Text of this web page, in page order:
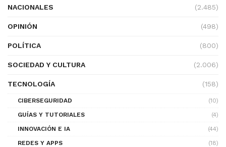
NACIONALES (2.485)
OPINIÓN (498)
POLÍTICA (800)
SOCIEDAD Y CULTURA (2.006)
TECNOLOGÍA (158)
CIBERSEGURIDAD
(10)
GUÍAS Y TUTORIALES
(4)
INNOVACIÓN E IA
(44)
REDES Y APPS
(18)